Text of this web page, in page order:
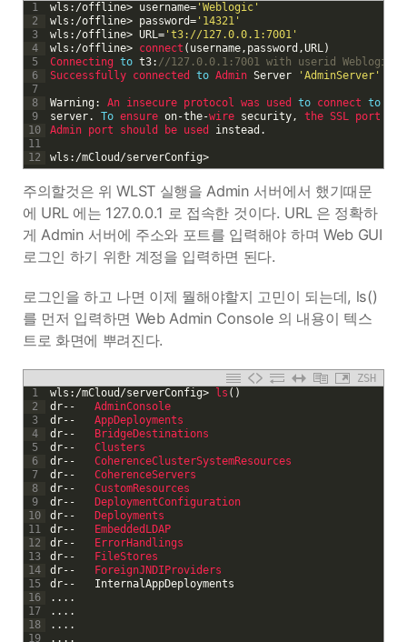
1
2
3
4
5
6
7
8
9
10
11
12
wls : /offline> username= 'Weblogic'
wls : /offline> password= '14321'
wls : /offline> URL= 't3://127.0.0.1:7001'
wls : /offline> connect ( username, password ,URL)
Connecting to t3: //127.0.0.1:7001 with userid Weblogic
Successfully connected to Admin Server 'AdminServer'
Warning : An insecure protocol was used to connect to
server. To ensure on-the-wire security, the SSL port
Admin port should be used instead .
wls : /mCloud /serverConfig>
주의할것은 위 WLST 실행을 Admin 서버에서 했기때문
에 URL 에는 127.0.0.1 로 접속한 것이다. URL 은 정확하
게 Admin 서버에 주소와 포트를 입력해야 하며 Web GUI
로그인 하기 위한 계정을 입력하면 된다.
로그인을 하고 나면 이제 뭘해야할지 고민이 되는데, ls()
를 먼저 입력하면 Web Admin Console 의 내용이 텍스
트로 화면에 뿌려진다.
ZSH
1
2
3
4
5
6
7
8
9
10
11
12
13
14
15
16
17
18
19
wls : /mCloud /serverConfig> ls ( )
dr--
AdminConsole
dr--
AppDeployments
dr--
BridgeDestinations
dr--
Clusters
dr--
CoherenceClusterSystemResources
dr--
CoherenceServers
dr--
CustomResources
dr--
DeploymentConfiguration
dr--
Deployments
dr--
EmbeddedLDAP
dr--
ErrorHandlings
dr--
FileStores
dr--
ForeignJNDIProviders
dr--
InternalAppDeployments
. . . .
. . . .
. . . .
. . . .